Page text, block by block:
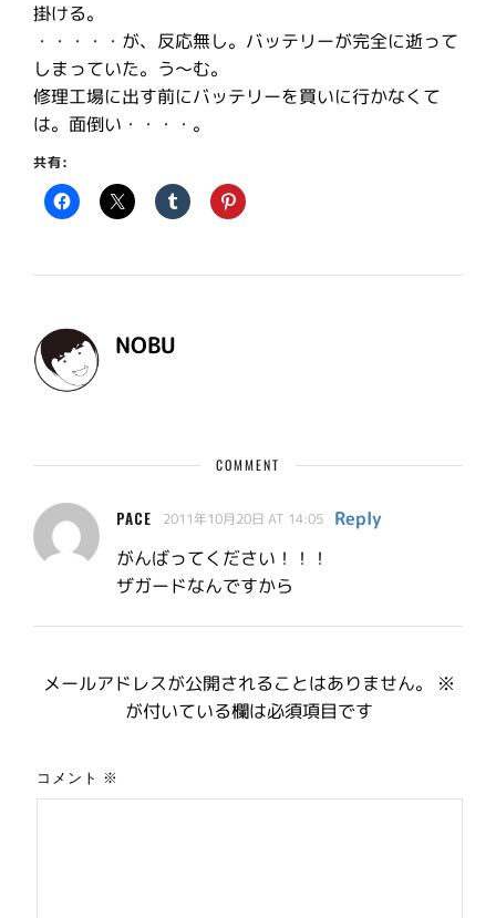
掛ける。
・・・・・が、反応無し。バッテリーが完全に逝って
しまっていた。う〜む。
修理工場に出す前にバッテリーを買いに行かなくて
は。面倒い・・・・。
共有:
NOBU
COMMENT
PACE 2011年10月20日 AT 14:05
Reply
がんばってください！！！
ザガードなんですから
メールアドレスが公開されることはありません。
※
が付いている欄は必須項目です
コメント ※